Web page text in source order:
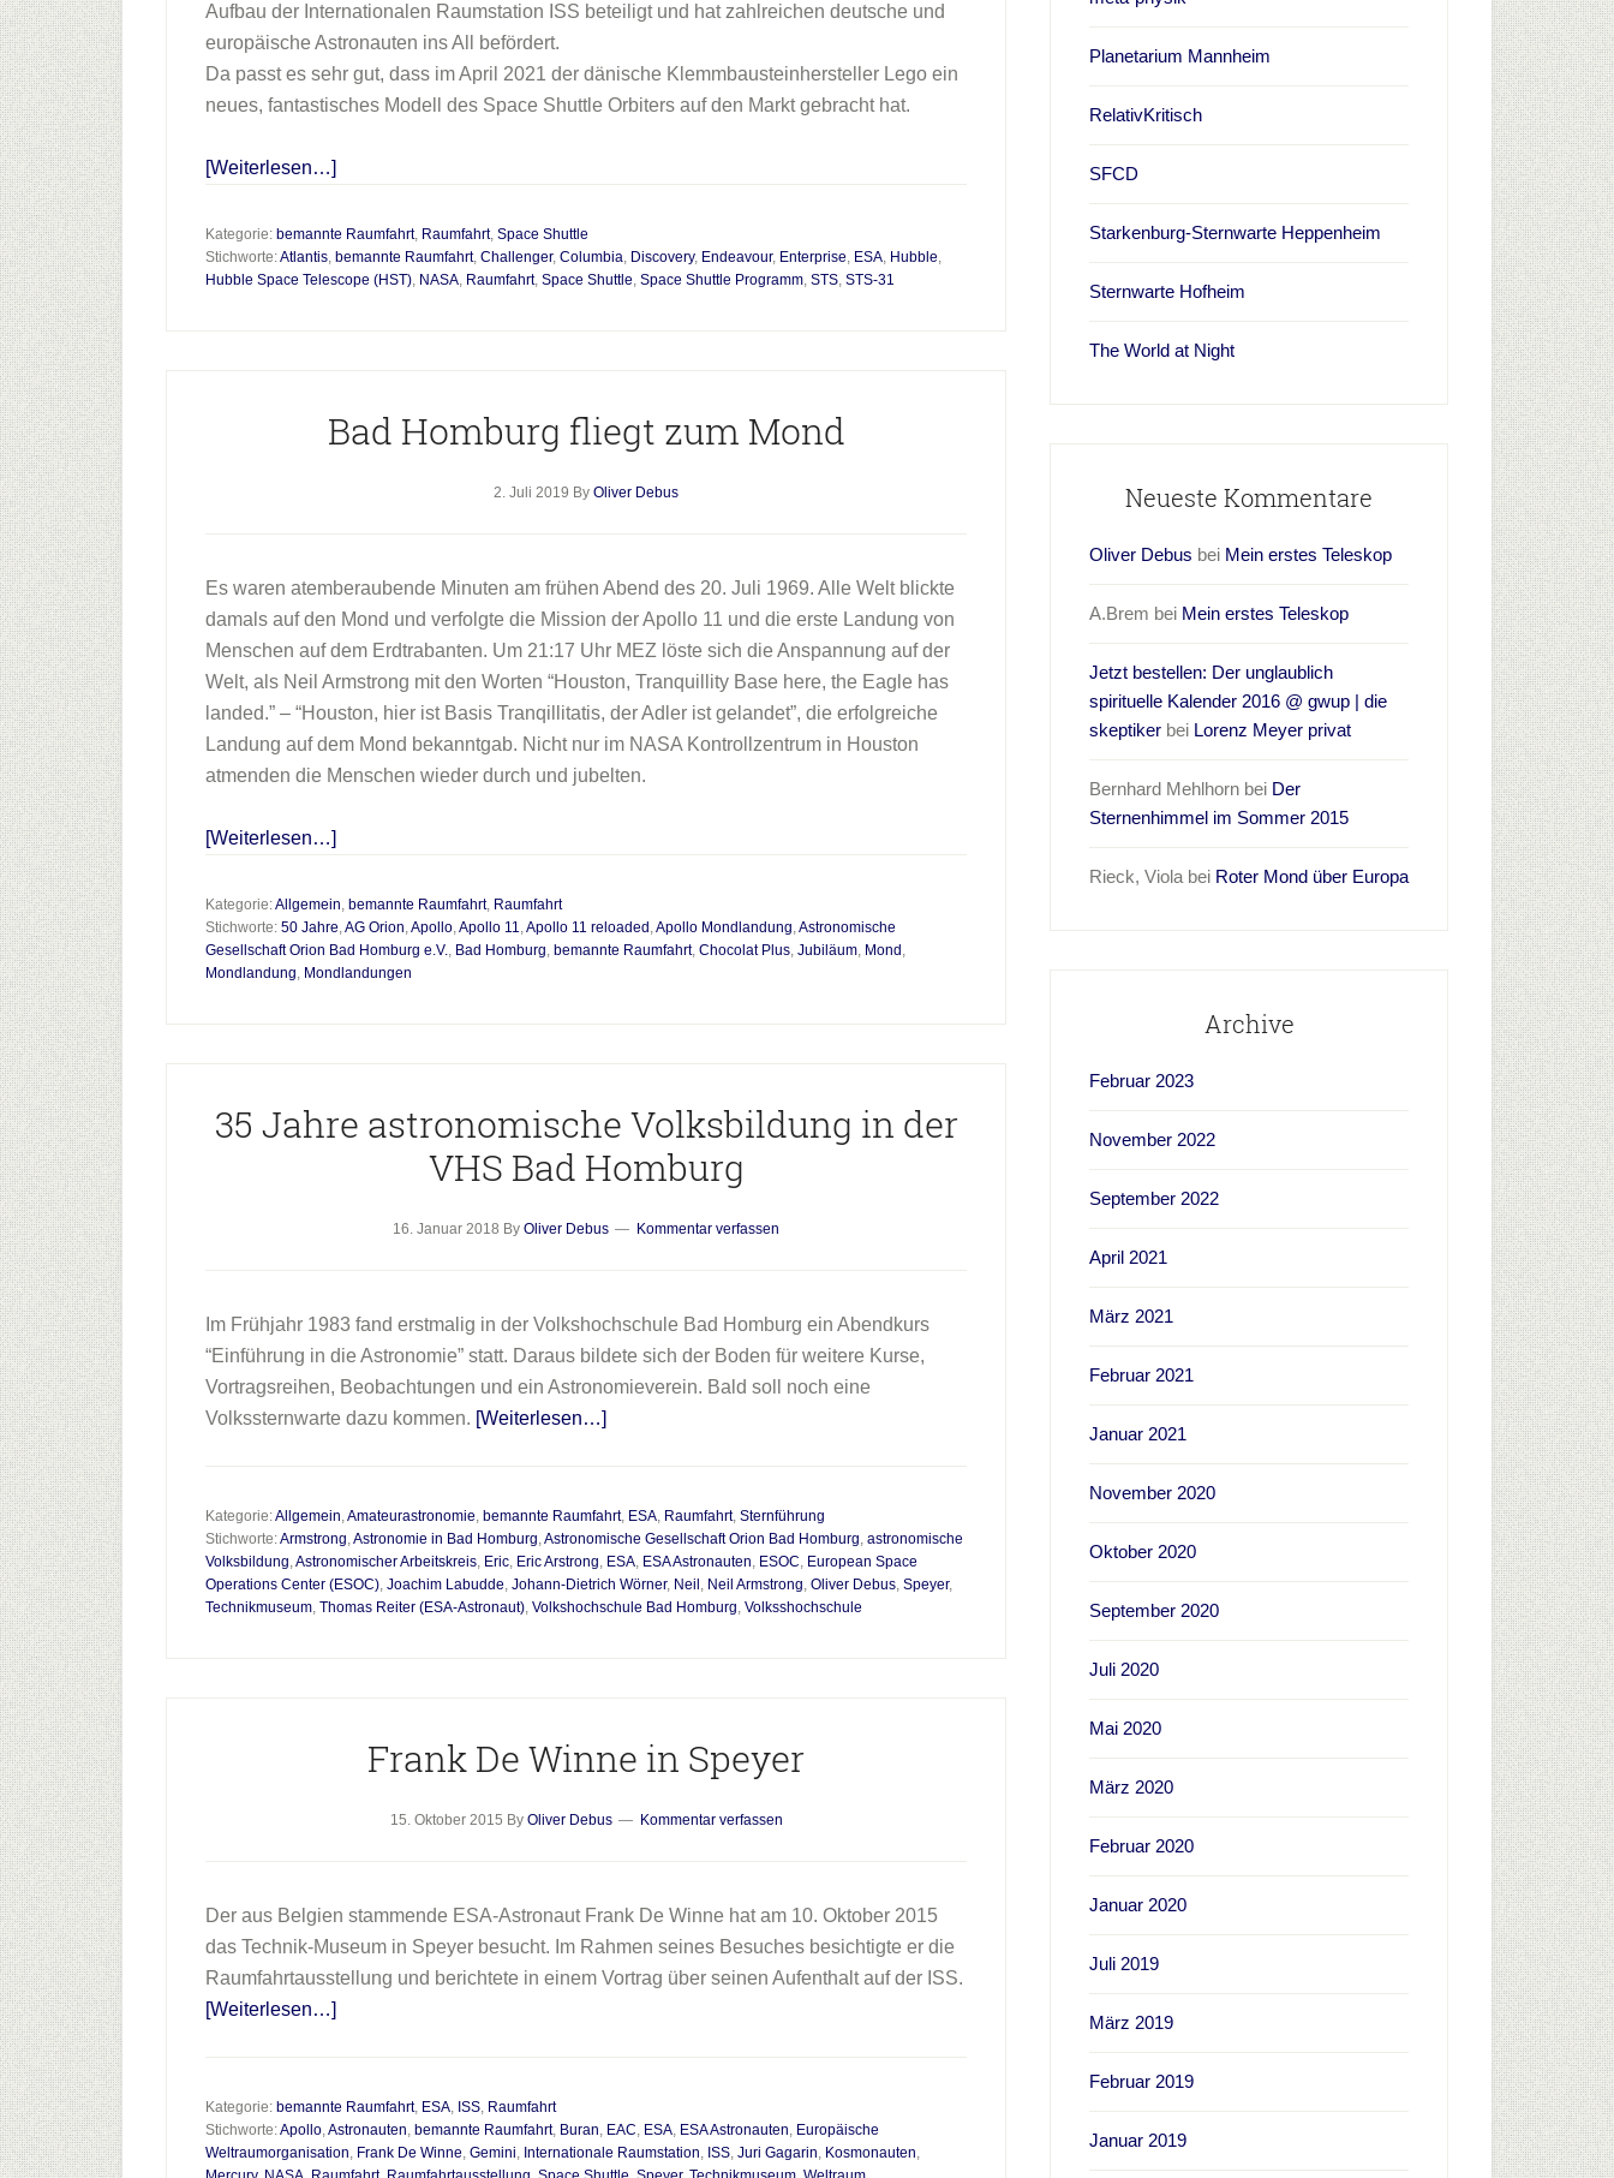
Aufbau der Internationalen Raumstation ISS beteiligt und hat zahlreichen deutsche und
europäische Astronauten ins All befördert.
Da passt es sehr gut, dass im April 2021 der dänische Klemmbausteinhersteller Lego ein
neues, fantastisches Modell des Space Shuttle Orbiters auf den Markt gebracht hat.
[Weiterlesen…]Infos
Plugin
40
Jahre
Kategorie: bemannte Raumfahrt, Raumfahrt, Space Shuttle
Stichworte:Atlantis, bemannte Raumfahrt, Challenger, Columbia, Discovery, Endeavour, Enterprise, ESA, Hubble,
Hubble Space Telescope (HST), NASA, Raumfahrt, Space Shuttle, Space Shuttle Programm, STS, STS-31
Bad Homburg fliegt zum Mond
2. Juli 2019 By Oliver Debus
Es waren atemberaubende Minuten am frühen Abend des 20. Juli 1969. Alle Welt blickte
damals auf den Mond und verfolgte die Mission der Apollo 11 und die erste Landung von
Menschen auf dem Erdtrabanten. Um 21:17 Uhr MEZ löste sich die Anspannung auf der
Welt, als Neil Armstrong mit den Worten “Houston, Tranquillity Base here, the Eagle has
landed.” – “Houston, hier ist Basis Tranqillitatis, der Adler ist gelandet”, die erfolgreiche
Landung auf dem Mond bekanntgab. Nicht nur im NASA Kontrollzentrum in Houston
atmenden die Menschen wieder durch und jubelten.
[Weiterlesen…]Infos
Plugin
Bad
Homburg
Kategorie:Allgemein, bemannte Raumfahrt, Raumfahrt
Stichworte: 50 Jahre,AG Orion,Apollo,Apollo 11,Apollo 11 reloaded ,Apollo Mondlandung,Astronomische
Gesellschaft Orion Bad Homburg e.V., Bad Homburg, bemannte Raumfahrt, Chocolat Plus, Jubiläum, Mond ,
Mondlandung, Mondlandungen
35 Jahre astronomische Volksbildung in der
VHS Bad Homburg
16. Januar 2018 By Oliver Debus Kommentar verfassen
Im Frühjahr 1983 fand erstmalig in der Volkshochschule Bad Homburg ein Abendkurs
“Einführung in die Astronomie” statt. Daraus bildete sich der Boden für weitere Kurse,
Vortragsreihen, Beobachtungen und ein Astronomieverein. Bald soll noch eine
Volkssternwarte dazu kommen. [Weiterlesen…]Infos
35
Jahre
astronomische
Volksbildung
Homburg
Kategorie:Allgemein,Amateurastronomie, bemannte Raumfahrt, ESA, Raumfahrt, Sternführung
Stichworte:Armstrong,Astronomie in Bad Homburg,Astronomische Gesellschaft Orion Bad Homburg, astronomische
Volksbildung,Astronomischer Arbeitskreis, Eric, Eric Arstrong, ESA, ESA Astronauten, ESOC, European Space
Operations Center (ESOC), Joachim Labudde, Johann-Dietrich Wörner, Neil , Neil Armstrong, Oliver Debus, Speyer,
Technikmuseum, Thomas Reiter (ESA-Astronaut), Volkshochschule Bad Homburg, Volksshochschule
Frank De Winne in Speyer
15. Oktober 2015 By Oliver Debus Kommentar verfassen
Der aus Belgien stammende ESA-Astronaut Frank De Winne hat am 10. Oktober 2015
das Technik-Museum in Speyer besucht. Im Rahmen seines Besuches besichtigte er die
Raumfahrtausstellung und berichtete in einem Vortrag über seinen Aufenthalt auf der ISS.
[Weiterlesen…]Infos
Frank
De
Winne
Kategorie: bemannte Raumfahrt, ESA, ISS, Raumfahrt
Stichworte:Apollo,Astronauten, bemannte Raumfahrt, Buran, EAC, ESA, ESA Astronauten, Europäische
Weltraumorganisation, Frank De Winne, Gemini, Internationale Raumstation, ISS, Juri Gagarin, Kosmonauten,
Planetarium Mannheim
RelativKritisch
SFCD
Starkenburg-Sternwarte Heppenheim
Sternwarte Hofheim
The World at Night
Neueste Kommentare
Oliver Debus bei Mein erstes Teleskop
A.Brem bei Mein erstes Teleskop
Jetzt bestellen: Der unglaublich
spirituelle Kalender 2016 @ gwup | die
skeptiker bei Lorenz Meyer privat
Bernhard Mehlhorn bei Der
Sternenhimmel im Sommer 2015
Rieck, Viola bei Roter Mond über Europa
Archive
Februar 2023
November 2022
September 2022
April 2021
März 2021
Februar 2021
Januar 2021
November 2020
Oktober 2020
September 2020
Juli 2020
Mai 2020
März 2020
Februar 2020
Januar 2020
Juli 2019
März 2019
Februar 2019
Januar 2019